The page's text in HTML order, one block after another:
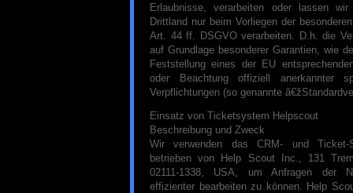
Erlaubnisse, verarbeiten oder lassen
Drittland nur beim Vorliegen der
Art. 44 ff. DSGVO verarbeiten. D.h. die
auf Grundlage besonderer Garantien, wie
Feststellung eines der EU
oder Beachtung offiziell anerkannter
Verpflichtungen (so genannte
Einsatz von Ticketsystem Helpscout
Beschreibung und Zweck
Wir verwenden das CRM- und Ticket-
betrieben von Help Scout Inc., 131
02111-1338, USA, um Anfragen der
effizienter bearbeiten zu können. Help